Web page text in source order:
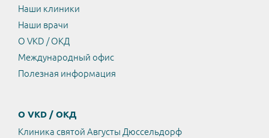
Наши клиники
Наши врачи
О VKD / ОКД
Международный офис
Полезная информация
О VKD / ОКД
Клиника святой Августы Дюссельдорф